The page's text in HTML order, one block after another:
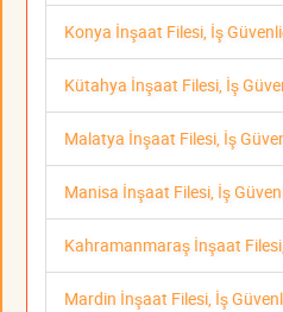
Konya İnşaat Filesi, İş
Kütahya İnşaat Filesi, İş
Malatya İnşaat Filesi, İş
Manisa İnşaat Filesi, İş
Kahramanmaraş İnşaat
Mardin İnşaat Filesi, İş